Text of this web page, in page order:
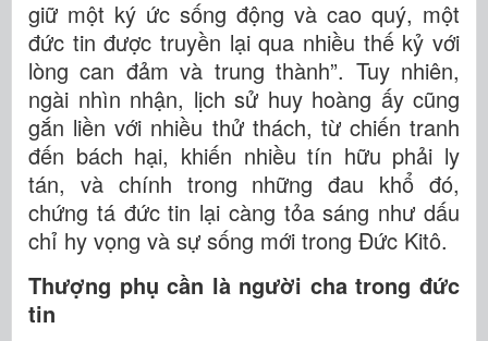
giữ một ký ức sống động và cao quý, một
đức tin được truyền lại qua nhiều thế kỷ với
lòng can đảm và trung thành”. Tuy nhiên,
ngài nhìn nhận, lịch sử huy hoàng ấy cũng
gắn liền với nhiều thử thách, từ chiến tranh
đến bách hại, khiến nhiều tín hữu phải ly
tán, và chính trong những đau khổ đó,
chứng tá đức tin lại càng tỏa sáng như dấu
chỉ hy vọng và sự sống mới trong Đức Kitô.
Thượng phụ cần là người cha trong đức
tin